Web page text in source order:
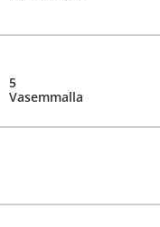
5
Vasemmalla